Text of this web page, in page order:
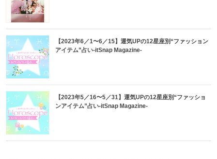
【2023年6／1〜6／15】運気UPの12星座別“ファッション
アイテム”占い-itSnap Magazine-
【2023年5／16〜5／31】運気UPの12星座別“ファッショ
ンアイテム”占い-itSnap Magazine-